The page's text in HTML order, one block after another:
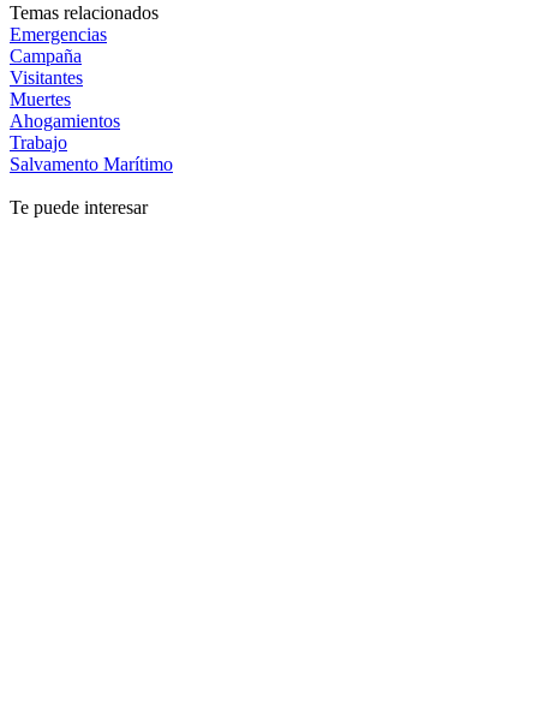
Temas relacionados
Emergencias
Campaña
Visitantes
Muertes
Ahogamientos
Trabajo
Salvamento Marítimo
Te puede interesar